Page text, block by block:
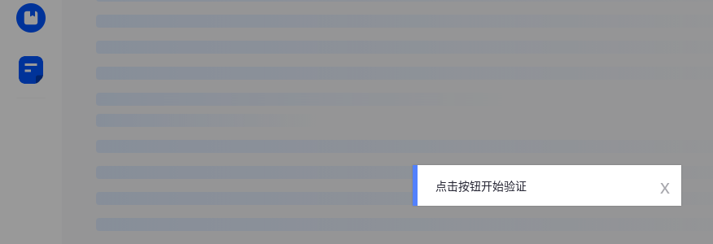
点击按钮开始验证 x